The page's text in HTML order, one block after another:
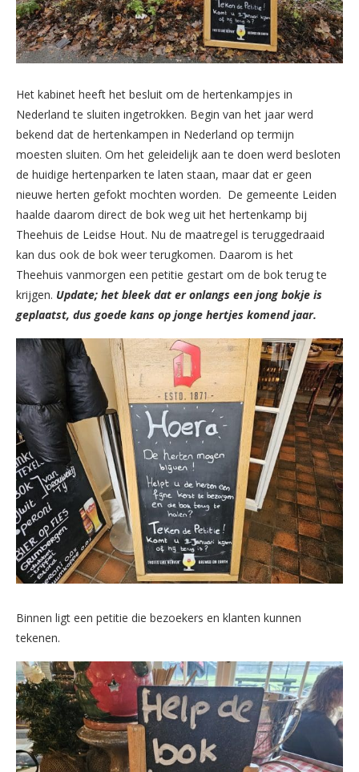
Het kabinet heeft het besluit om de hertenkampjes in
Nederland te sluiten ingetrokken. Begin van het jaar werd
bekend dat de hertenkampen in Nederland op termijn
moesten sluiten. Om het geleidelijk aan te doen werd besloten
de huidige hertenparken te laten staan, maar dat er geen
nieuwe herten gefokt mochten worden. De gemeente Leiden
haalde daarom direct de bok weg uit het hertenkamp bij
Theehuis de Leidse Hout. Nu de maatregel is teruggedraaid
kan dus ook de bok weer terugkomen. Daarom is het
Theehuis vanmorgen een petitie gestart om de bok terug te
krijgen. Update; het bleek dat er onlangs een jong bokje is
geplaatst, dus goede kans op jonge hertjes komend jaar.
Binnen ligt een petitie die bezoekers en klanten kunnen
tekenen.